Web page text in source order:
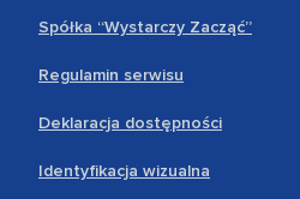
Spółka “Wystarczy Zacząć”
Regulamin serwisu
Deklaracja dostępności
Identyfikacja wizualna